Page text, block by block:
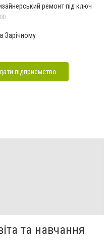
ремонт під ключ
Зарічному
підприємство
та навчання